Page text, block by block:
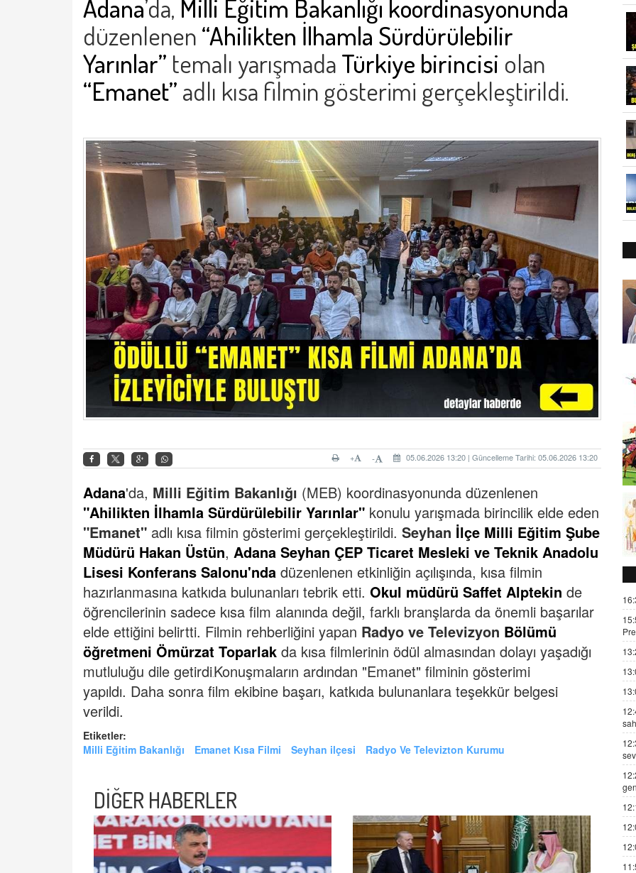
Adana’da, Milli Eğitim Bakanlığı koordinasyonunda
düzenlenen“Ahilikten İlhamla Sürdürülebilir
Yarınlar” temalı yarışmadaTürkiye birincisi olan
“Emanet”adlı kısa filmin gösterimi gerçekleştirildi.
05.06.2026 13:20 | Güncelleme Tarihi: 05.06.2026 13:20
-
+
Adana'da, Milli Eğitim Bakanlığı (MEB) koordinasyonunda düzenlenen
"Ahilikten İlhamla Sürdürülebilir Yarınlar" konulu yarışmada birincilik elde eden
"Emanet" adlı kısa filmin gösterimi gerçekleştirildi. Seyhan İlçe Milli Eğitim Şube
Müdürü Hakan Üstün, Adana Seyhan ÇEP Ticaret Mesleki ve Teknik Anadolu
Lisesi Konferans Salonu'nda düzenlenen etkinliğin açılışında, kısa filmin
hazırlanmasına katkıda bulunanları tebrik etti. Okul müdürü Saffet Alptekin de
öğrencilerinin sadece kısa film alanında değil, farklı branşlarda da önemli başarılar
elde ettiğini belirtti. Filmin rehberliğini yapan Radyo ve Televizyon Bölümü
öğretmeni Ömürzat Toparlak da kısa filmlerinin ödül almasından dolayı yaşadığı
mutluluğu dile getirdiKonuşmaların ardından "Emanet" filminin gösterimi
yapıldı. Daha sonra film ekibine başarı, katkıda bulunanlara teşekkür belgesi
verildi.
Etiketler:
Milli Eğitim Bakanlığı
Emanet Kısa Filmi Seyhan ilçesi Radyo Ve Televizton Kurumu
DİĞER HABERLER